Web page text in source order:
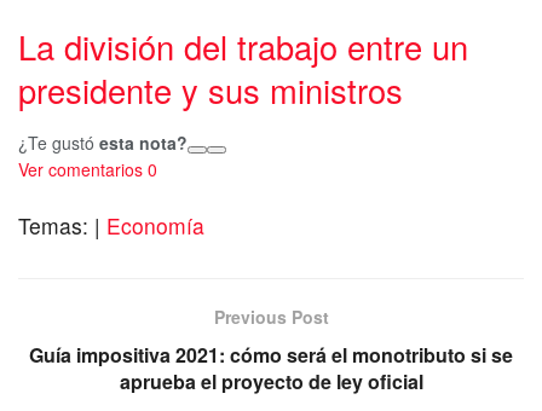
La división del trabajo entre un
presidente y sus ministros
¿Te gustó esta nota?
Ver comentarios 0
Temas: | Economía
Previous Post
Guía impositiva 2021: cómo será el monotributo si se
aprueba el proyecto de ley oficial